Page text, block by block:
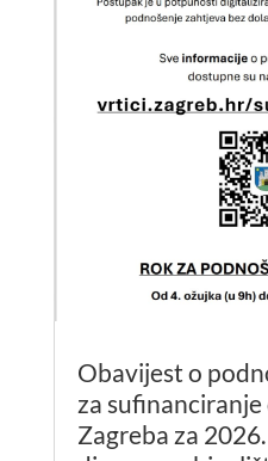
Obavijest o
za sufinanciranje
Zagreba za